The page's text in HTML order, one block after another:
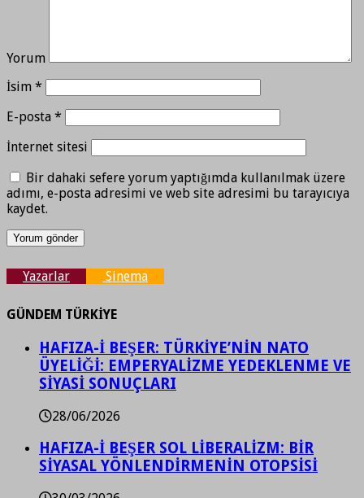
Yorum
İsim *
E-posta *
İnternet sitesi
Bir dahaki sefere yorum yaptığımda kullanılmak üzere
adımı, e-posta adresimi ve web site adresimi bu tarayıcıya
kaydet.
Yazarlar Sinema
GÜNDEM TÜRKİYE
HAFIZA-İ BEŞER: TÜRKİYE’NİN NATO
ÜYELİĞİ: EMPERYALİZME YEDEKLENME VE
SİYASİ SONUÇLARI
28/06/2026
HAFIZA-İ BEŞER SOL LİBERALİZM: BİR
SİYASAL YÖNLENDİRMENİN OTOPSİSİ